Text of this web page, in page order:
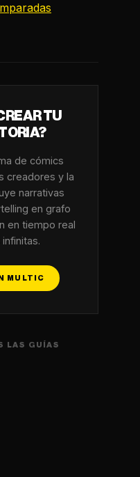
TU
de cómics
creadores y la
narrativas
en grafo
en tiempo real
MULTIC
LAS GUÍAS